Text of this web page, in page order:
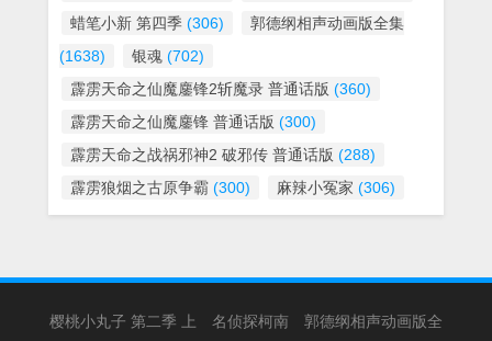
蜡笔小新 第四季 (306)
郭德纲相声动画版全集
(1638)
银魂 (702)
霹雳天命之仙魔鏖锋2斩魔录 普通话版 (360)
霹雳天命之仙魔鏖锋 普通话版 (300)
霹雳天命之战祸邪神2 破邪传 普通话版 (288)
霹雳狼烟之古原争霸 (300) 麻辣小冤家 (306)
樱桃小丸子 第二季 上 名侦探柯南
郭德纲相声动画版全